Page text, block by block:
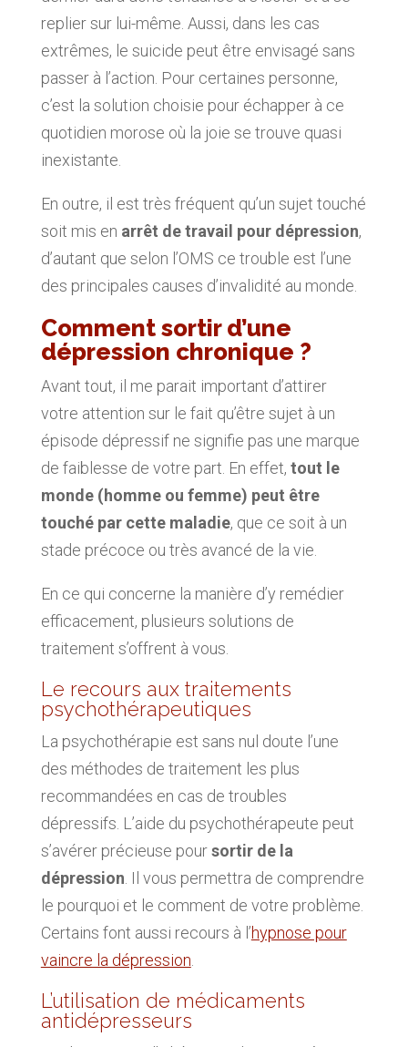
replier sur lui-même. Aussi, dans les cas
extrêmes, le suicide peut être envisagé sans
passer à l’action. Pour certaines personne,
c’est la solution choisie pour échapper à ce
quotidien morose où la joie se trouve quasi
inexistante.
En outre, il est très fréquent qu’un sujet touché
soit mis en arrêt de travail pour dépression,
d’autant que selon l’OMS ce trouble est l’une
des principales causes d’invalidité au monde.
Comment sortir d’une
dépression chronique ?
Avant tout, il me parait important d’attirer
votre attention sur le fait qu’être sujet à un
épisode dépressif ne signifie pas une marque
de faiblesse de votre part. En effet, tout le
monde (homme ou femme) peut être
touché par cette maladie, que ce soit à un
stade précoce ou très avancé de la vie.
En ce qui concerne la manière d’y remédier
efficacement, plusieurs solutions de
traitement s’offrent à vous.
Le recours aux traitements
psychothérapeutiques
La psychothérapie est sans nul doute l’une
des méthodes de traitement les plus
recommandées en cas de troubles
dépressifs. L’aide du psychothérapeute peut
s’avérer précieuse poursortir de la
dépression. Il vous permettra de comprendre
le pourquoi et le comment de votre problème.
Certains font aussi recours à l’hypnose pour
vaincre la dépression.
L’utilisation de médicaments
antidépresseurs